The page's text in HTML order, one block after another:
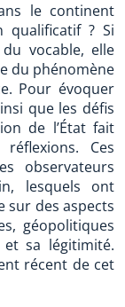
le continent
qualificatif ? Si
vocable, elle
du phénomène
Pour évoquer
que les défis
de l’État fait
Ces
observateurs
lesquels ont
sur des aspects
géopolitiques
et sa légitimité.
récent de cet